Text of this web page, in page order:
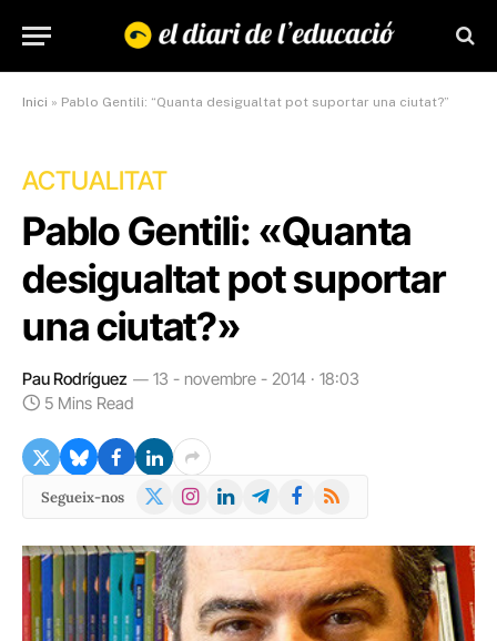
Inici » Pablo Gentili: “Quanta desigualtat pot suportar una ciutat?”
ACTUALITAT
Pablo Gentili: «Quanta
desigualtat pot suportar
una ciutat?»
Pau Rodríguez
13 - novembre - 2014 · 18:03
5 Mins Read
Segueix-nos
X
Instagram
LinkedInTelegramFacebook
RSS